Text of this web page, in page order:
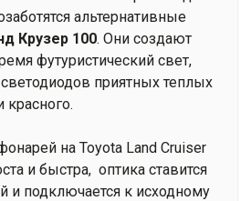
альтернативные
Крузер 100. Они создают
футуристический свет,
приятных теплых
красного.
на Toyota Land Cruiser
и быстра, оптика ставится
и подключается к исходному